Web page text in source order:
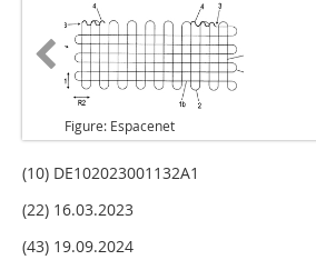
Figure: Espacenet
(10) DE102023001132A1
(22) 16.03.2023
(43) 19.09.2024